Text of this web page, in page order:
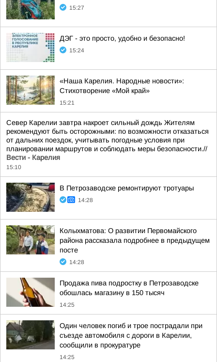
15:27
ДЭГ - это просто, удобно и безопасно!
15:24
«Наша Карелия. Народные новости»:
Стихотворение «Мой край»
15:21
Север Карелии завтра накроет сильный дождь Жителям
рекомендуют быть осторожными: по возможности отказаться
от дальних поездок, учитывать погодные условия при
планировании маршрутов и соблюдать меры безопасности.//
Вести - Карелия
15:10
В Петрозаводске ремонтируют тротуары
14:28
Колыхматова: О развитии Первомайского
района рассказала подробнее в предыдущем
посте
14:28
Продажа пива подростку в Петрозаводске
обошлась магазину в 150 тысяч
14:25
Один человек погиб и трое пострадали при
съезде автомобиля с дороги в Карелии,
сообщили в прокуратуре
14:25